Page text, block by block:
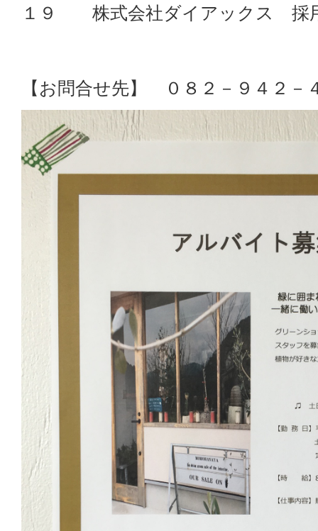
１９ 株式会社ダイアックス 採
【お問合せ先】 ０８２－９４２－